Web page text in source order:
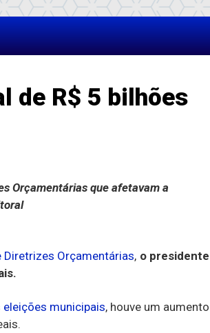
de R$ 5 bilhões
Orçamentárias que afetavam a
Diretrizes Orçamentárias, o presidente
eleições municipais, houve um aumento